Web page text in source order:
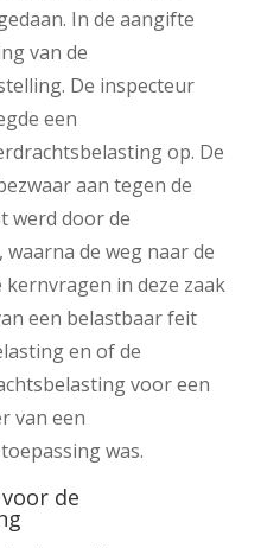
In de aangifte
van de
De inspecteur
een
op. De
aan tegen de
werd door de
de weg naar de
in deze zaak
een belastbaar feit
en of de
voor een
van een
was.
de